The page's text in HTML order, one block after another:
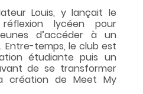
Louis, y lançait le
lycéen pour
d’accéder à un
Entre-temps, le club est
étudiante puis un
de se transformer
création de Meet My